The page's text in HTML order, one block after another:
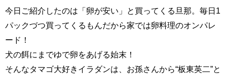
今日ご紹介したのは「卵が安い」と買ってくる旦那。毎日1
パックづつ買ってくるもんだから家では卵料理のオンパレ
ード！
犬の餌にまでゆで卵をあげる始末！
そんなタマゴ大好きイラダンは、お孫さんから“板東英二”と